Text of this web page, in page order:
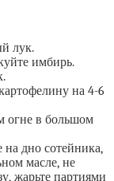
лук.
имбирь.
на 4-6
огне в большом
дно сотейника,
масле, не
жарьте партиями